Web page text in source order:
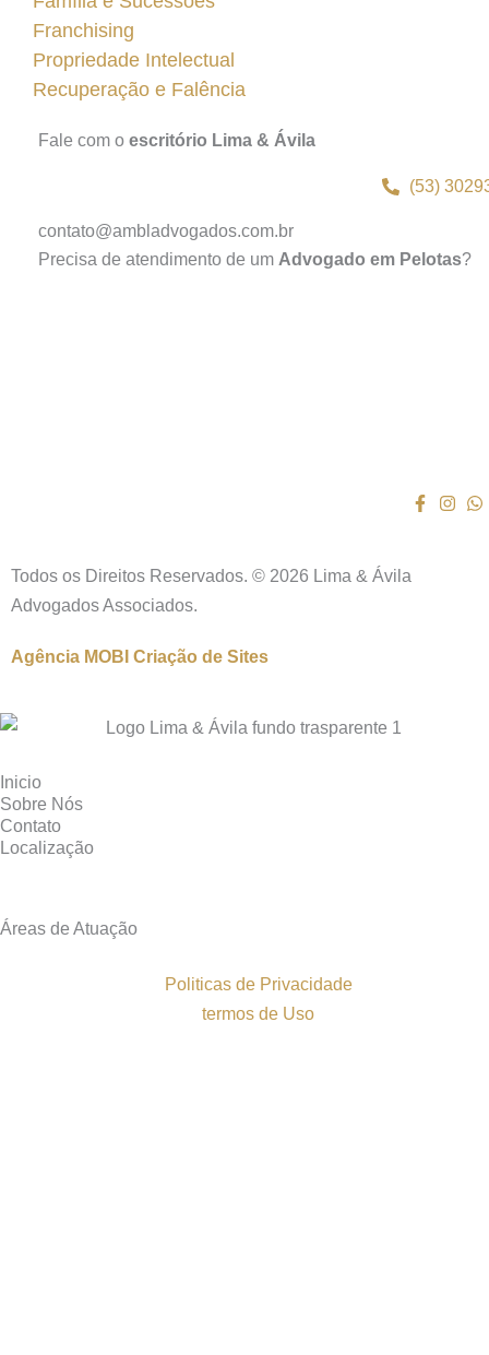
Franchising
Propriedade Intelectual
Recuperação e Falência
Fale com o escritório Lima & Ávila
(53)
contato@ambladvogados.com.br
Precisa de atendimento de um Advogado em Pelotas?
Todos os Direitos Reservados. © 2026 Lima & Ávila
Advogados Associados.
Agência MOBI Criação de Sites
Inicio
Sobre Nós
Contato
Localização
Áreas de Atuação
Politicas de Privacidade
termos de Uso